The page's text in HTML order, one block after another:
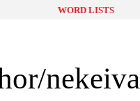
WORD LISTS
nekeiva